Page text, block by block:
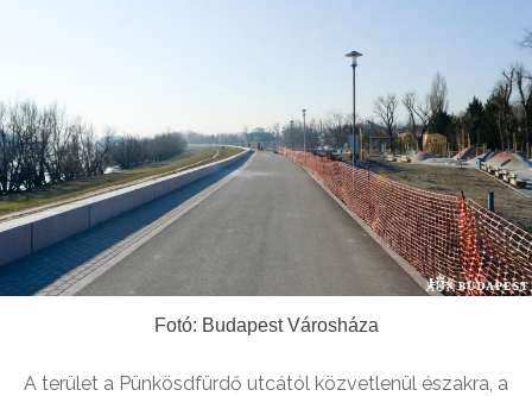
Fotó: Budapest Városháza
A terület a Pünkösdfürdő utcától közvetlenül északra, a